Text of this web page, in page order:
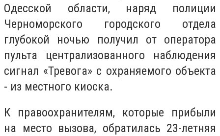
Одесской области, наряд полиции
Черноморского городского отдела
глубокой ночью получил от оператора
пульта централизованного наблюдения
сигнал «Тревога» с охраняемого объекта
- из местного киоска.
К правоохранителям, которые прибыли
на место вызова, обратилась 23-летняя